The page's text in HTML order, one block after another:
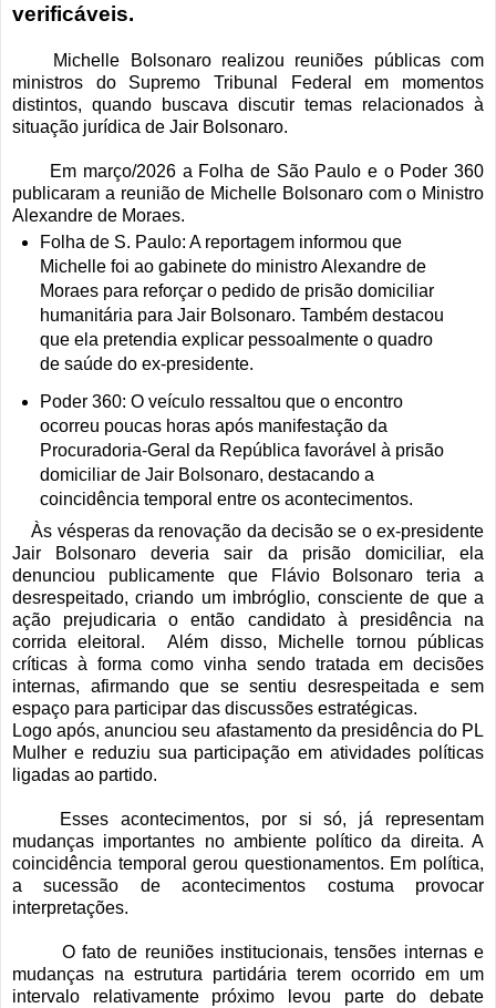
verificáveis.
Michelle Bolsonaro realizou reuniões públicas com
ministros do Supremo Tribunal Federal em momentos
distintos, quando buscava discutir temas relacionados à
situação jurídica de Jair Bolsonaro.
Em março/2026 a Folha de São Paulo e o Poder 360
publicaram a reunião de Michelle Bolsonaro com o Ministro
Alexandre de Moraes.
Folha de S. Paulo: A reportagem informou que
Michelle foi ao gabinete do ministro Alexandre de
Moraes para reforçar o pedido de prisão domiciliar
humanitária para Jair Bolsonaro. Também destacou
que ela pretendia explicar pessoalmente o quadro
de saúde do ex-presidente.
Poder 360: O veículo ressaltou que o encontro
ocorreu poucas horas após manifestação da
Procuradoria-Geral da República favorável à prisão
domiciliar de Jair Bolsonaro, destacando a
coincidência temporal entre os acontecimentos.
Às vésperas da renovação da decisão se o ex-presidente
Jair Bolsonaro deveria sair da prisão domiciliar, ela
denunciou publicamente que Flávio Bolsonaro teria a
desrespeitado, criando um imbróglio, consciente de que a
ação prejudicaria o então candidato à presidência na
corrida eleitoral. Além disso, Michelle tornou públicas
críticas à forma como vinha sendo tratada em decisões
internas, afirmando que se sentiu desrespeitada e sem
espaço para participar das discussões estratégicas.
Logo após, anunciou seu afastamento da presidência do PL
Mulher e reduziu sua participação em atividades políticas
ligadas ao partido.
Esses acontecimentos, por si só, já representam
mudanças importantes no ambiente político da direita. A
coincidência temporal gerou questionamentos. Em política,
a sucessão de acontecimentos costuma provocar
interpretações.
O fato de reuniões institucionais, tensões internas e
mudanças na estrutura partidária terem ocorrido em um
intervalo relativamente próximo levou parte do debate